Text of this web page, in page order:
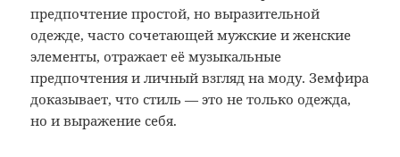
предпочтение простой, но выразительной
одежде, часто сочетающей мужские и женские
элементы, отражает её музыкальные
предпочтения и личный взгляд на моду. Земфира
доказывает, что стиль — это не только одежда,
но и выражение себя.